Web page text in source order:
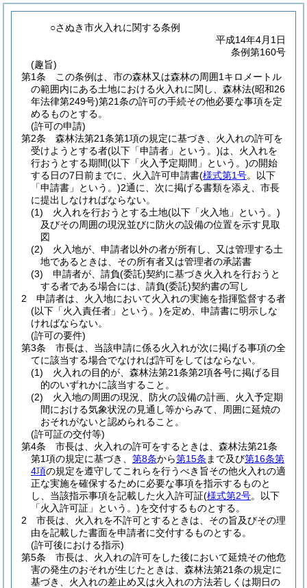
○さぬき市火入れに関する条例
平成14年4月1日
条例第160号
(趣旨)
第1条
この条例は、市の森林又は森林の周囲1キロメートル
の範囲内にある土地における火入れに関し、森林法(昭和26
年法律第249号)第21条の許可の手続その他必要な事項を定
めるものとする。
(許可の申請)
第2条
森林法第21条第1項の規定に基づき、火入れの許可を
受けようとする者(以下「申請者」という。)は、火入れを
行おうとする期間(以下「火入予定期間」という。)の開始
する日の7日前までに、火入許可申請書(様式第1号。以下
「申請書」という。)2通に、次に掲げる書類を添え、市長
に提出しなければならない。
(1)
火入れを行おうとする土地(以下「火入地」という。)
及びその周囲の現況並びに防火の設備の位置を示す見取
図
(2)
火入地が、申請者以外の者が所有し、又は管理する土
地であるときは、その所有者又は管理者の承諾書
(3)
申請者が、請負(委託)契約に基づき火入れを行おうと
する者である場合には、請負(委託)契約書の写し
2
申請者は、火入地において火入れの実施を指揮監督する者
(以下「火入責任者」という。)を定め、申請書に明示しな
ければならない。
(許可の要件)
第3条
市長は、当該申請に係る火入れが次に掲げる事項の全
てに該当する場合でなければ許可をしてはならない。
(1)
火入れの目的が、森林法第21条第2項各号に掲げる目
的のいずれかに該当すること。
(2)
火入地の周囲の現況、防火の設備の計画、火入予定期
間における気象状況の見通し等からみて、周囲に延焼の
おそれがないと認められること。
(許可証の交付等)
第4条
市長は、火入れの許可をするときは、森林法第21条
第1項の規定に基づき、 第8条から第15条 まで及び第16条第
4項の規定を遵守してこれらを行うべき旨その他火入れの適
正な実施を確保するために必要な事項を指示するものと
し、当該指示事項を記載した火入許可証(様式第2号。以下
「火入許可証」という。)を交付するものとする。
2
市長は、火入れを不許可とするときは、その旨及びその理
由を記載した書面を申請者に交付するものとする。
(許可後における指示)
第5条
市長は、火入れの許可をした後において延焼その他危
害の発生のおそれが生じたときは、森林法第21条の規定に
基づき、火入れの差止め又は火入れの方法若しくは期日の